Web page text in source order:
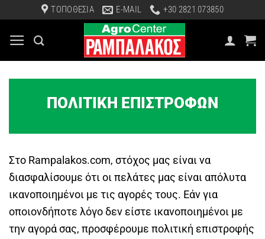
Μετάβαση
περιεχόμενο
ΤΟΠΟΘΕΣΙΑ E-MAIL +30 2821 073850
ΠΟΛΙΤΙΚΗ ΕΠΙΣΤΡΟΦΩΝ
Στο Rampalakos.com, στόχος μας είναι να
διασφαλίσουμε ότι οι πελάτες μας είναι απόλυτα
ικανοποιημένοι με τις αγορές τους. Εάν για
οποιονδήποτε λόγο δεν είστε ικανοποιημένοι με
την αγορά σας, προσφέρουμε πολιτική επιστροφής